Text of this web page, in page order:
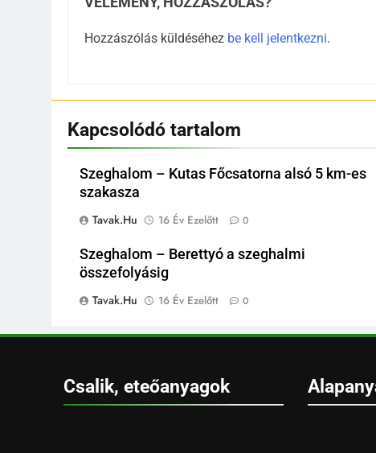
Hozzászólás küldéséhez be kell jelentkezni.
Kapcsolódó tartalom
Szeghalom – Kutas Főcsatorna alsó 5 km-es
szakasza
Tavak.hu
16 Év Ezelőtt 0
Szeghalom – Berettyó a szeghalmi
összefolyásig
Tavak.hu
16 Év Ezelőtt 0
Csalik, eteőanyagok